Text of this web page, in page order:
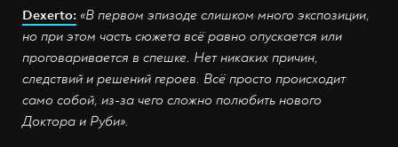
Dexerto: «В первом эпизоде слишком много экспозиции,
но при этом часть сюжета всё равно опускается или
проговаривается в спешке. Нет никаких причин,
следствий и решений героев. Всё просто происходит
само собой, из-за чего сложно полюбить нового
Доктора и Руби».